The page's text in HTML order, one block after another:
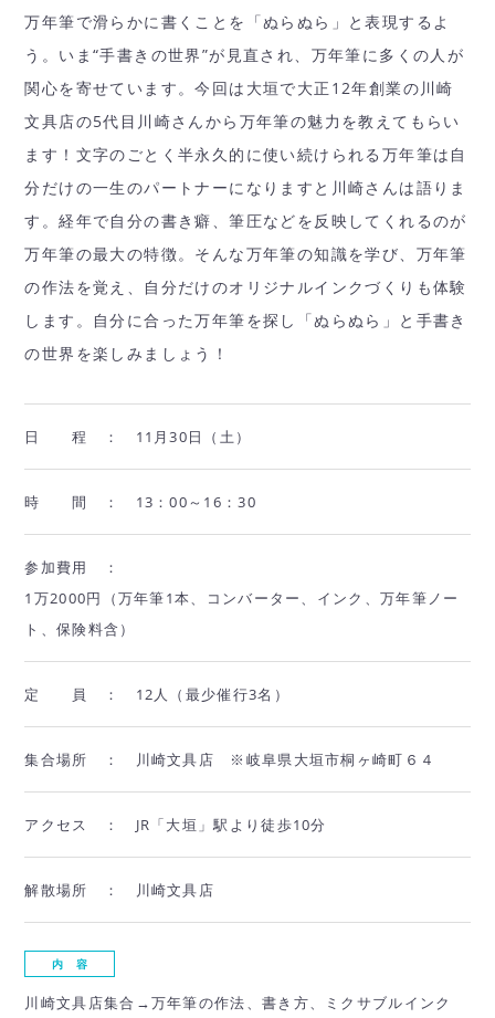
万年筆で滑らかに書くことを「ぬらぬら」と表現するよ
う。いま“手書きの世界”が見直され、万年筆に多くの人が
関心を寄せています。今回は大垣で大正12年創業の川崎
文具店の5代目川崎さんから万年筆の魅力を教えてもらい
ます！文字のごとく半永久的に使い続けられる万年筆は自
分だけの一生のパートナーになりますと川崎さんは語りま
す。経年で自分の書き癖、筆圧などを反映してくれるのが
万年筆の最大の特徴。そんな万年筆の知識を学び、万年筆
の作法を覚え、自分だけのオリジナルインクづくりも体験
します。自分に合った万年筆を探し「ぬらぬら」と手書き
の世界を楽しみましょう！
日 程 ： 11月30日（土）
時 間 ： 13：00～16：30
参加費用 ：
1万2000円（万年筆1本、コンバーター、インク、万年筆ノー
ト、保険料含）
定 員 ： 12人（最少催行3名）
集合場所 ： 川崎文具店 ※岐阜県大垣市桐ヶ崎町６４
アクセス ： JR「大垣」駅より徒歩10分
解散場所 ： 川崎文具店
内 容
川崎文具店集合→万年筆の作法、書き方、ミクサブルインク